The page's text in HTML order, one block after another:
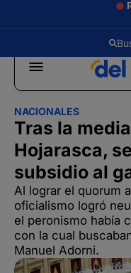
NACIONALES
Tras la
Hojarasca,
subsidio al
Al lograr el quorum
oficialismo logró
el peronismo había
con la cual
Manuel Adorni.